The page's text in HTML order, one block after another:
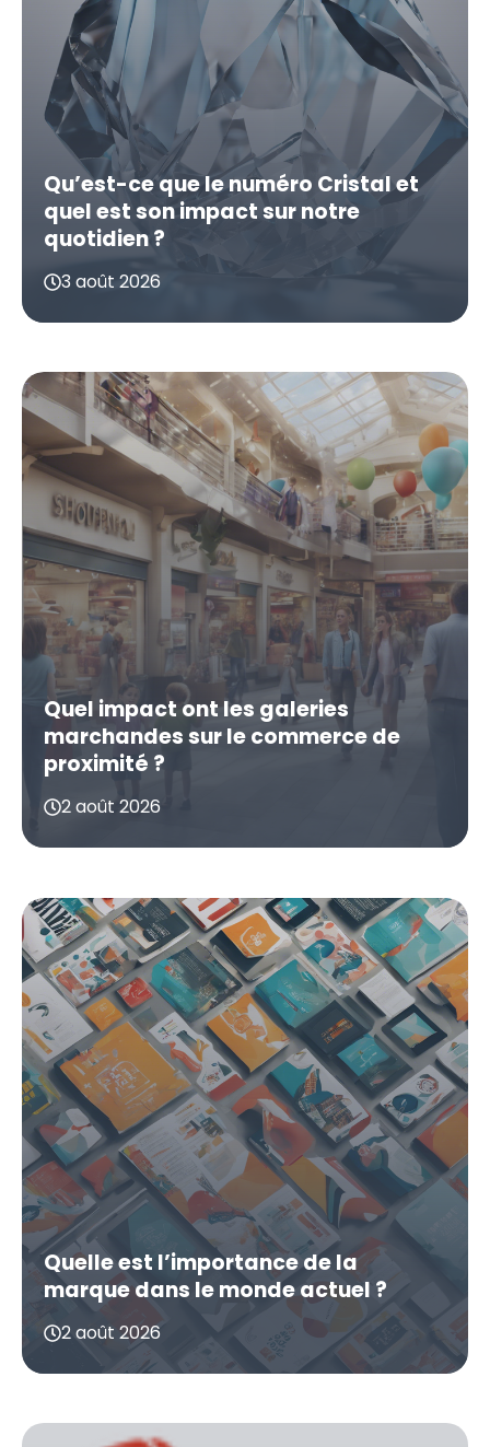
Qu’est-ce que le numéro Cristal et
quel est son impact sur notre
quotidien ?
3 août 2026
Quel impact ont les galeries
marchandes sur le commerce de
proximité ?
2 août 2026
Quelle est l’importance de la
marque dans le monde actuel ?
2 août 2026